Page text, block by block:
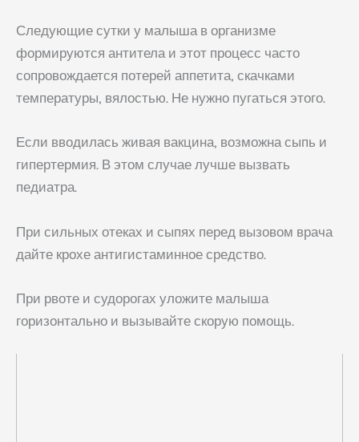
Следующие сутки у малыша в организме
формируются антитела и этот процесс часто
сопровождается потерей аппетита, скачками
температуры, вялостью. Не нужно пугаться этого.
Если вводилась живая вакцина, возможна сыпь и
гипертермия. В этом случае лучше вызвать
педиатра.
При сильных отеках и сыпях перед вызовом врача
дайте крохе антигистаминное средство.
При рвоте и судорогах уложите малыша
горизонтально и вызывайте скорую помощь.